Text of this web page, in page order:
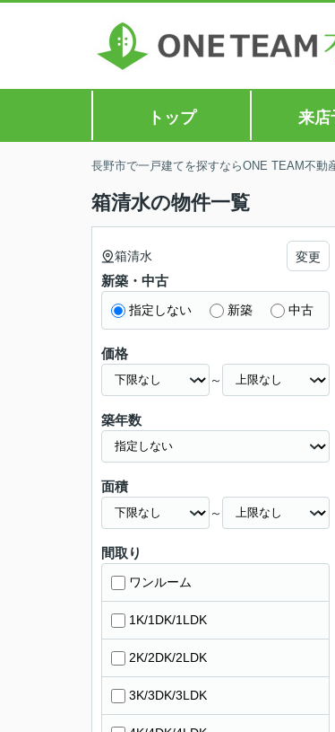
トップ 来店
長野市で一戸建てを探すならONE TEAM不動
箱清水の物件一覧
箱清水 変更
新築・中古
指定しない 新築 中古
価格
～
築年数
面積
～
間取り
ワンルーム
1K/1DK/1LDK
2K/2DK/2LDK
3K/3DK/3LDK